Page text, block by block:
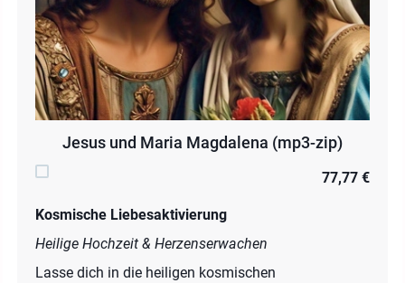
Jesus und Maria Magdalena (mp3-zip)
77,77 €
Kosmische Liebesaktivierung
Heilige Hochzeit & Herzenserwachen
Lasse dich in die heiligen kosmischen